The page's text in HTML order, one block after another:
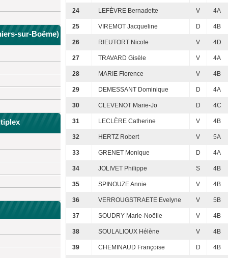
sur-Boëme)
24 LEFÈVRE Bernadette V 4A
25 VIREMOT Jacqueline D 4B
26 RIEUTORT Nicole V 4D
27 TRAVARD Gisèle V 4A
28 MARIE Florence V 4B
29 DEMESSANT Dominique D 4A
30 CLEVENOT Marie-Jo D 4C
31 LECLÈRE Catherine V 4B
32 HERTZ Robert V 5A
33 GRENET Monique D 4A
34 JOLIVET Philippe S 4B
35 SPINOUZE Annie V 4B
36 VERROUGSTRAETE Evelyne V 5B
37 SOUDRY Marie-Noëlle V 4B
38 SOULALIOUX Hélène V 4B
39 CHEMINAUD Françoise D 4B